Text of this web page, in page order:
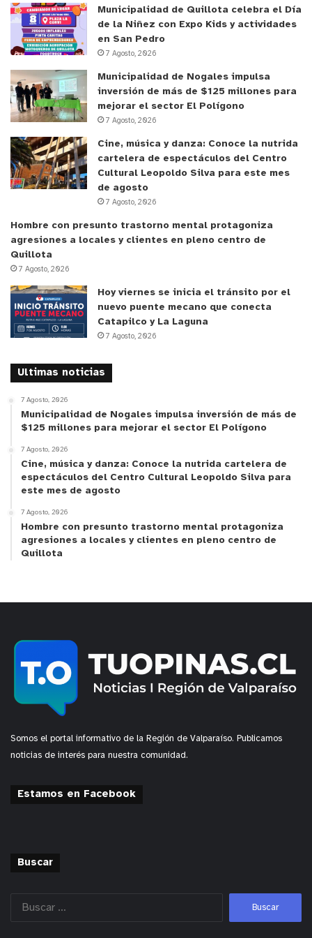
y tú, ¿qué opinas?
Municipalidad de Quillota celebra el Día
de la Niñez con Expo Kids y actividades
en San Pedro
7 Agosto, 2026
Municipalidad de Nogales impulsa
inversión de más de $125 millones para
mejorar el sector El Polígono
7 Agosto, 2026
Cine, música y danza: Conoce la nutrida
cartelera de espectáculos del Centro
Cultural Leopoldo Silva para este mes
de agosto
7 Agosto, 2026
Hombre con presunto trastorno mental protagoniza
agresiones a locales y clientes en pleno centro de
Quillota
7 Agosto, 2026
Hoy viernes se inicia el tránsito por el
nuevo puente mecano que conecta
Catapilco y La Laguna
7 Agosto, 2026
Ultimas noticias
7 Agosto, 2026
Municipalidad de Nogales impulsa inversión de más de
$125 millones para mejorar el sector El Polígono
7 Agosto, 2026
Cine, música y danza: Conoce la nutrida cartelera de
espectáculos del Centro Cultural Leopoldo Silva para
este mes de agosto
7 Agosto, 2026
Hombre con presunto trastorno mental protagoniza
agresiones a locales y clientes en pleno centro de
Quillota
Somos el portal informativo de la Región de Valparaíso. Publicamos
noticias de interés para nuestra comunidad.
Estamos en Facebook
Buscar